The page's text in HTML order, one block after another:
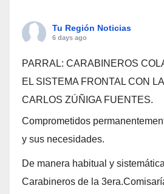
Tu Región Noticias
6 days ago
PARRAL: CARABINEROS
EL SISTEMA FRONTAL CON
CARLOS ZÚÑIGA FUENTES.
Comprometidos
y sus necesidades.
De manera habitual y
Carabineros de la